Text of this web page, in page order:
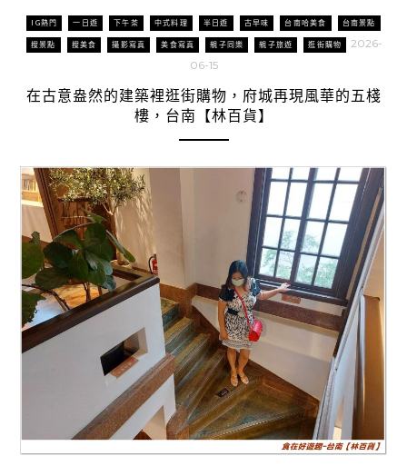
IG熱門 一日遊 下午茶 中式料理 半日遊 古早味 台南哈美食 台南景點
搜景點 搜美食 攝影寫真 美食寫真 親子同樂 親子旅遊 逛街購物
2026-
06-15
在古意盎然的建築裡逛街購物，府城再現風華的五棧
樓，台南【林百貨】